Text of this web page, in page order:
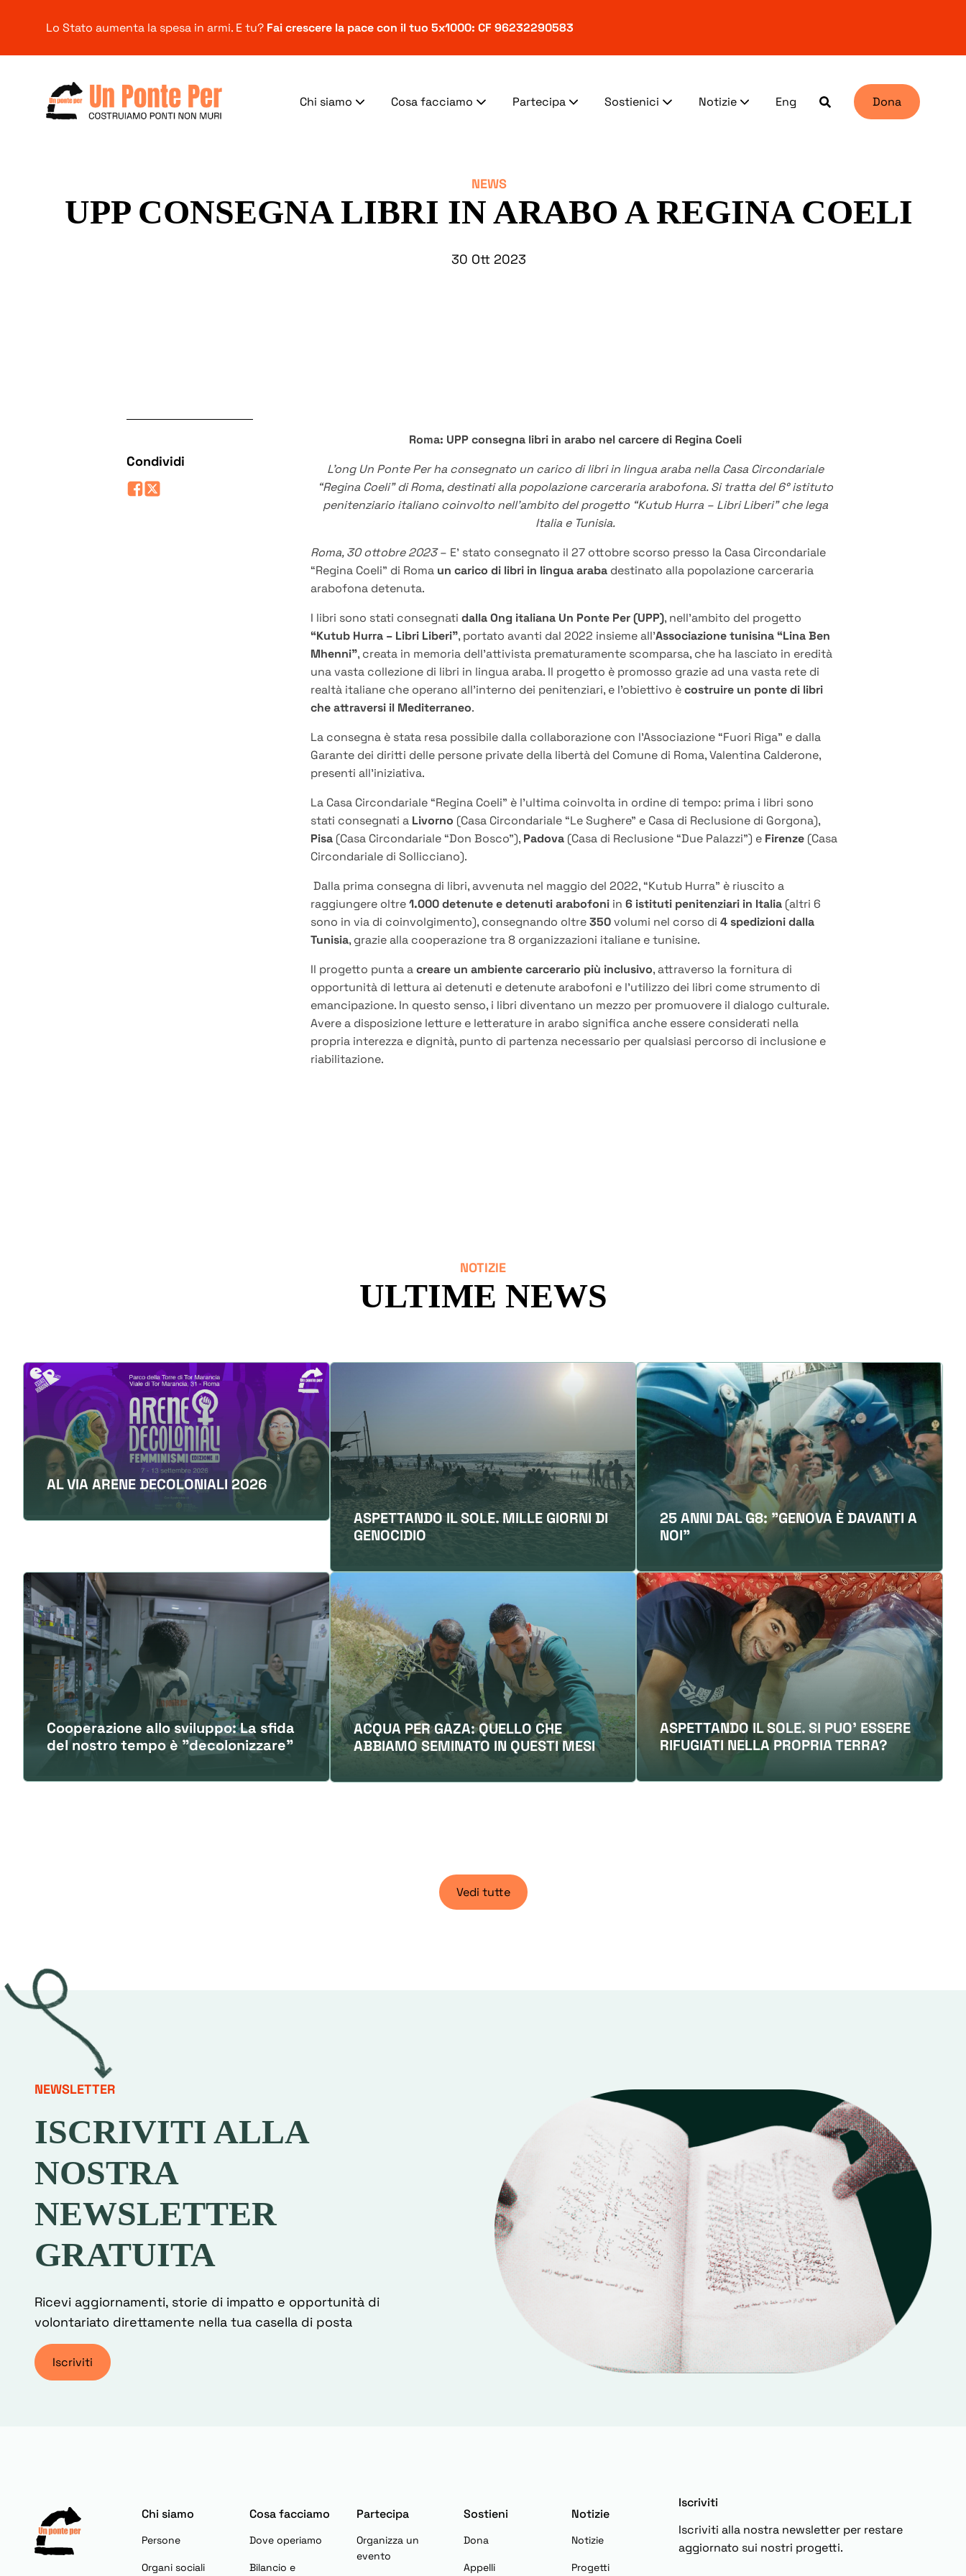
Lo Stato aumenta la spesa in armi. E tu? Fai crescere la pace con il tuo 5x1000: CF 96232290583
Chi siamo Cosa facciamo Partecipa Sostienici Notizie Eng Dona
per:
NEWS
UPP CONSEGNA LIBRI IN ARABO A REGINA COELI
30 Ott 2023
Condividi
Roma: UPP consegna libri in arabo nel carcere di Regina Coeli
L’ong Un Ponte Per ha consegnato un carico di libri in lingua araba nella Casa Circondariale
“Regina Coeli” di Roma, destinati alla popolazione carceraria arabofona. Si tratta del 6° istituto
penitenziario italiano coinvolto nell’ambito del progetto “Kutub Hurra – Libri Liberi” che lega
Italia e Tunisia.
Roma, 30 ottobre 2023– E’ stato consegnato il 27 ottobre scorso presso la Casa Circondariale
“Regina Coeli” di Roma un carico di libri in lingua araba destinato alla popolazione carceraria
arabofona detenuta.
I libri sono stati consegnati dalla Ong italiana Un Ponte Per (UPP), nell’ambito del progetto
“Kutub Hurra – Libri Liberi”, portato avanti dal 2022 insieme all’Associazione tunisina “Lina Ben
Mhenni”, creata in memoria dell’attivista prematuramente scomparsa, che ha lasciato in eredità
una vasta collezione di libri in lingua araba. Il progetto è promosso grazie ad una vasta rete di
realtà italiane che operano all’interno dei penitenziari, e l’obiettivo ècostruire un ponte di libri
che attraversi il Mediterraneo.
La consegna è stata resa possibile dalla collaborazione con l’Associazione “Fuori Riga” e dalla
Garante dei diritti delle persone private della libertà del Comune di Roma, Valentina Calderone,
presenti all’iniziativa.
La Casa Circondariale “Regina Coeli” è l’ultima coinvolta in ordine di tempo: prima i libri sono
stati consegnati a Livorno (Casa Circondariale “Le Sughere” e Casa di Reclusione di Gorgona),
Pisa (Casa Circondariale “Don Bosco”), Padova (Casa di Reclusione “Due Palazzi”) e Firenze (Casa
Circondariale di Sollicciano).
Dalla prima consegna di libri, avvenuta nel maggio del 2022, “Kutub Hurra” è riuscito a
raggiungere oltre1.000 detenute e detenuti arabofoni in 6 istituti penitenziari in Italia (altri 6
sono in via di coinvolgimento), consegnando oltre350volumi nel corso di 4 spedizioni dalla
Tunisia, grazie alla cooperazione tra 8 organizzazioni italiane e tunisine.
Il progetto punta acreare un ambiente carcerario più inclusivo, attraverso la fornitura di
opportunità di lettura ai detenuti e detenute arabofoni e l'utilizzo dei libri come strumento di
emancipazione. In questo senso, i libri diventano un mezzo per promuovere il dialogo culturale.
Avere a disposizione letture e letterature in arabo significa anche essere considerati nella
propria interezza e dignità, punto di partenza necessario per qualsiasi percorso di inclusione e
riabilitazione.
NOTIZIE
ULTIME NEWS
AL VIA ARENE DECOLONIALI 2026
ASPETTANDO IL SOLE. MILLE GIORNI DI
GENOCIDIO
25 ANNI DAL G8: "GENOVA È DAVANTI A
NOI"
Cooperazione allo sviluppo: La sfida
del nostro tempo è "decolonizzare"
ACQUA PER GAZA: QUELLO CHE
ABBIAMO SEMINATO IN QUESTI MESI
ASPETTANDO IL SOLE. SI PUO' ESSERE
RIFUGIATI NELLA PROPRIA TERRA?
Vedi tutte
NEWSLETTER
ISCRIVITI ALLA
NOSTRA
NEWSLETTER
GRATUITA
Ricevi aggiornamenti, storie di impatto e opportunità di
volontariato direttamente nella tua casella di posta
Iscriviti
Chi siamo
Persone
Organi sociali
Cosa facciamo
Dove operiamo
Bilancio e
Partecipa
Organizza un
evento
Sostieni
Dona
Appelli
Notizie
Notizie
Progetti
Iscriviti
Iscriviti alla nostra newsletter per restare
aggiornato sui nostri progetti.